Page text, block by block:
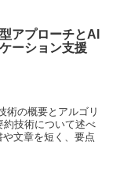
アプローチとAI
ーション支援
術の概要とアルゴリ
約技術について述べ
文章を短く、要点